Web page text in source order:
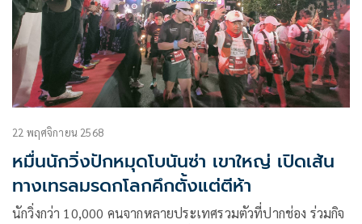
22 พฤศจิกายน 2568
หมื่นนักวิ่งปักหมุดโบนันซ่า เขาใหญ่ เปิดเส้น
ทางเทรลมรดกโลกคึกตั้งแต่ตีห้า
นักวิ่งกว่า 10,000 คนจากหลายประเทศรวมตัวที่ปากช่อง ร่วมกิจ